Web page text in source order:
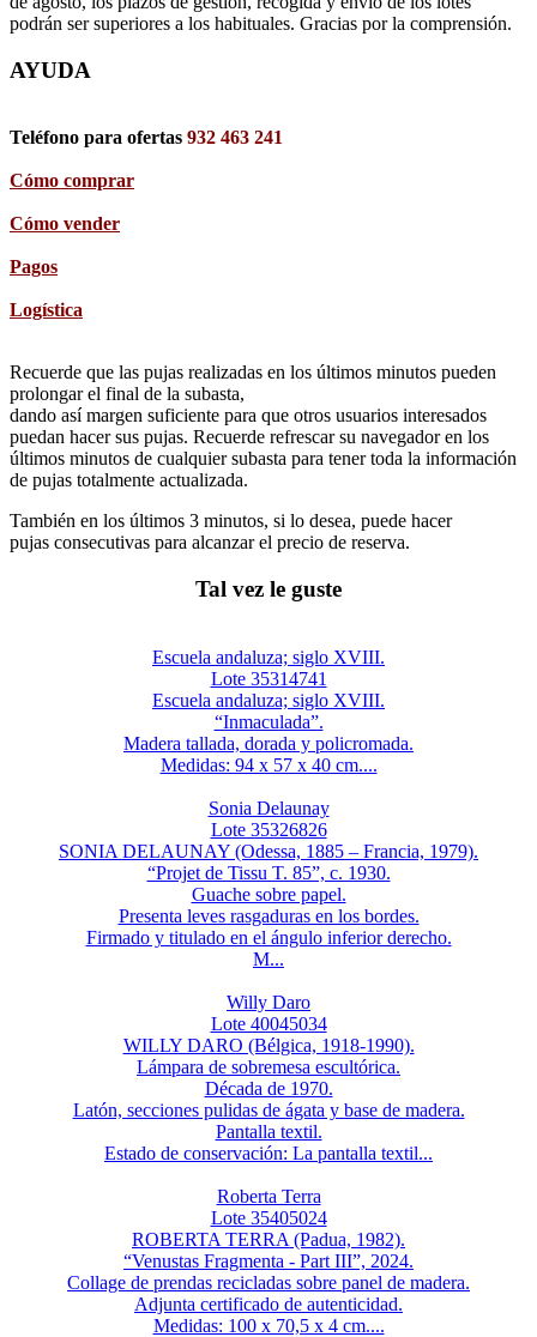
podrán ser superiores a los habituales. Gracias por la comprensión.
AYUDA
Teléfono para ofertas 932 463 241
Cómo comprar
Cómo vender
Pagos
Logística
Recuerde que las pujas realizadas en los últimos minutos pueden
prolongar el final de la subasta,
dando así margen suficiente para que otros usuarios interesados
puedan hacer sus pujas. Recuerde refrescar su navegador en los
últimos minutos de cualquier subasta para tener toda la información
de pujas totalmente actualizada.
También en los últimos 3 minutos, si lo desea, puede hacer
pujas consecutivas para alcanzar el precio de reserva.
Tal vez le guste
Escuela andaluza; siglo XVIII.
Lote 35314741
Escuela andaluza; siglo XVIII.
“Inmaculada”.
Madera tallada, dorada y policromada.
Medidas: 94 x 57 x 40 cm....
Sonia Delaunay
Lote 35326826
SONIA DELAUNAY (Odessa, 1885 – Francia, 1979).
“Projet de Tissu T. 85”, c. 1930.
Guache sobre papel.
Presenta leves rasgaduras en los bordes.
Firmado y titulado en el ángulo inferior derecho.
M...
Willy Daro
Lote 40045034
WILLY DARO (Bélgica, 1918-1990).
Lámpara de sobremesa escultórica.
Década de 1970.
Latón, secciones pulidas de ágata y base de madera.
Pantalla textil.
Estado de conservación: La pantalla textil...
Roberta Terra
Lote 35405024
ROBERTA TERRA (Padua, 1982).
“Venustas Fragmenta - Part III”, 2024.
Collage de prendas recicladas sobre panel de madera.
Adjunta certificado de autenticidad.
Medidas: 100 x 70,5 x 4 cm....